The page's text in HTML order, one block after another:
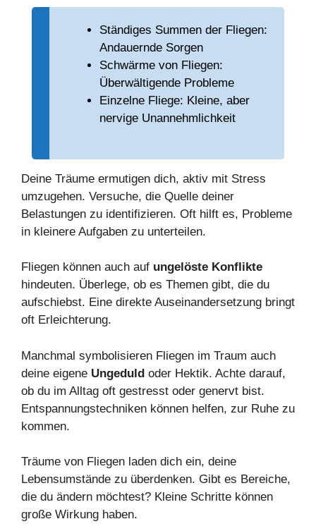
Ständiges Summen der Fliegen:
Andauernde Sorgen
Schwärme von Fliegen:
Überwältigende Probleme
Einzelne Fliege: Kleine, aber
nervige Unannehmlichkeit
Deine Träume ermutigen dich, aktiv mit Stress
umzugehen. Versuche, die Quelle deiner
Belastungen zu identifizieren. Oft hilft es, Probleme
in kleinere Aufgaben zu unterteilen.
Fliegen können auch auf ungelöste Konflikte
hindeuten. Überlege, ob es Themen gibt, die du
aufschiebst. Eine direkte Auseinandersetzung bringt
oft Erleichterung.
Manchmal symbolisieren Fliegen im Traum auch
deine eigene Ungeduld oder Hektik. Achte darauf,
ob du im Alltag oft gestresst oder genervt bist.
Entspannungstechniken können helfen, zur Ruhe zu
kommen.
Träume von Fliegen laden dich ein, deine
Lebensumstände zu überdenken. Gibt es Bereiche,
die du ändern möchtest? Kleine Schritte können
große Wirkung haben.